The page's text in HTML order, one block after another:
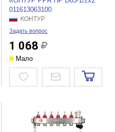
011613063100
КОНТУР
Задать вопрос
1 068
Мало